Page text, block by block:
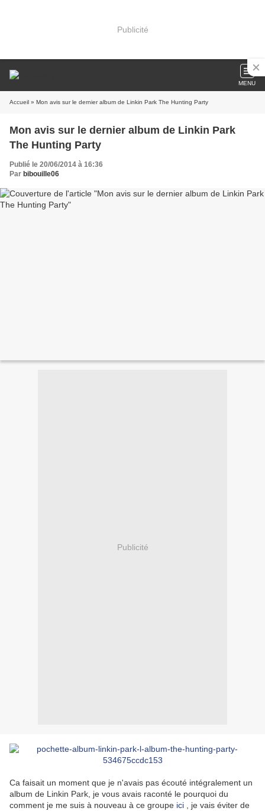
Publicité
MENU
Accueil » Mon avis sur le dernier album de Linkin Park The Hunting Party
Mon avis sur le dernier album de Linkin Park
The Hunting Party
Publié le 20/06/2014 à 16:36
Par bibouille06
Publicité
Ca faisait un moment que je n'avais pas écouté intégralement un
album de Linkin Park, je vous avais raconté le pourquoi du
comment je me suis à nouveau à ce groupe ici , je vais éviter de